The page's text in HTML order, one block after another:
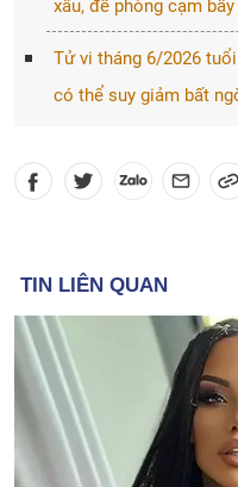
xấu, đề phòng cạm
Tử vi tháng 6/2026
có thể suy giảm bất